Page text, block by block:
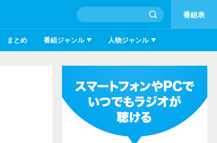
番組表
まとめ 番組ジャンル 人物ジャンル